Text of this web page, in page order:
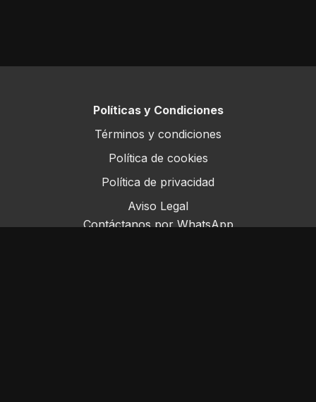
Políticas y Condiciones
Términos y condiciones
Política de cookies
Política de privacidad
Aviso Legal
Contáctanos por WhatsApp